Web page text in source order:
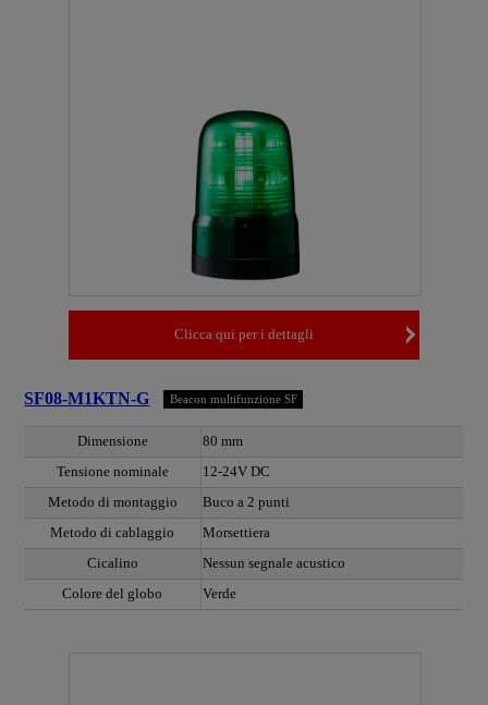
Clicca qui per i dettagli
SF08-M1KTN-G Beacon multifunzione SF
Dimensione
80 mm
Tensione nominale
12-24V DC
Metodo di montaggio
Buco a 2 punti
Metodo di cablaggio
Morsettiera
Cicalino
Nessun segnale acustico
Colore del globo
Verde